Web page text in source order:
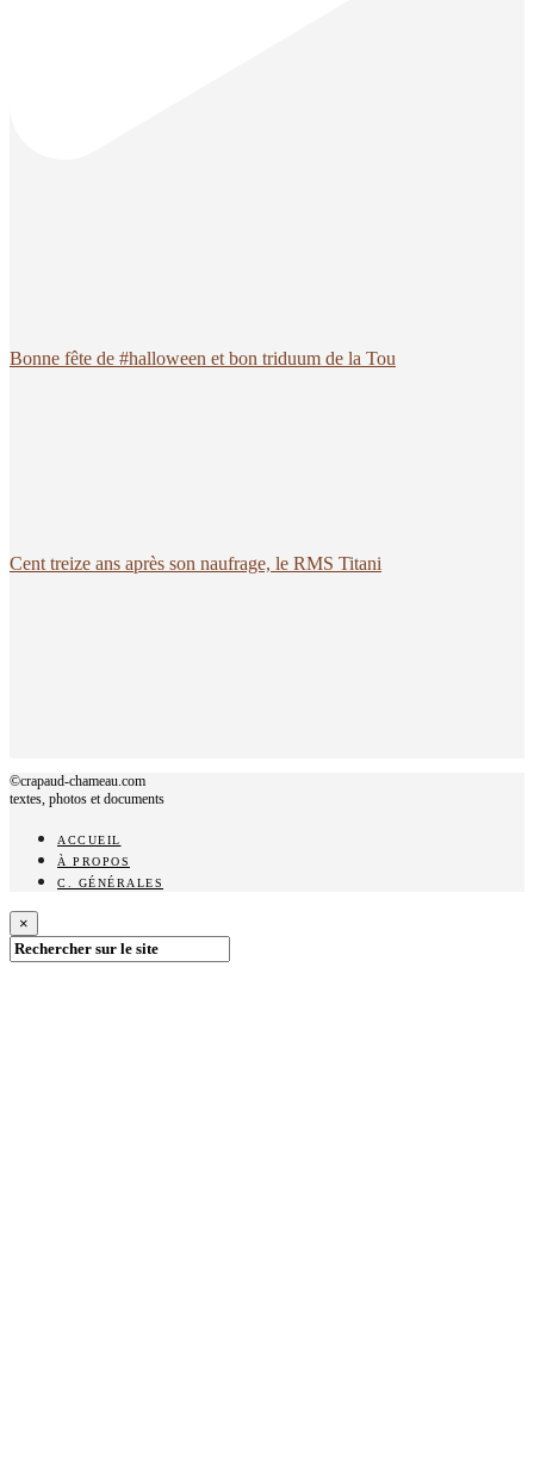
Bonne fête de #halloween et bon triduum de la Tou
Cent treize ans après son naufrage, le RMS Titani
©crapaud-chameau.com
textes, photos et documents
ACCUEIL
À PROPOS
C. GÉNÉRALES
×